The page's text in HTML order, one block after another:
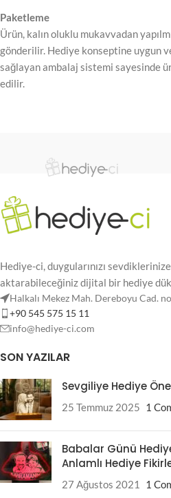
Paketleme
Ürün, kalın oluklu mukavvadan
gönderilir. Hediye konseptine uygun
sağlayan ambalaj sistemi sayesinde
edilir.
Hediye-ci, duygularınızı
aktarabileceğiniz dijital bir hediye
Halkalı Mekez Mah. Dereboyu Cad.
+90 545 575 15 11
info@hediye-ci.com
SON YAZILAR
Sevgiliye Hediye
25 Temmuz 2025 1
Babalar Günü
Anlamlı Hediye
27 Ağustos 2021 1